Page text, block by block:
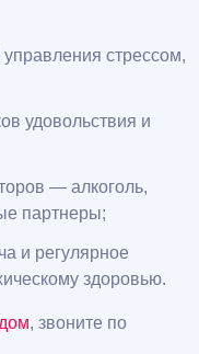
стрессом,
удовольствия и
— алкоголь,
партнеры;
и регулярное
здоровью.
, звоните по